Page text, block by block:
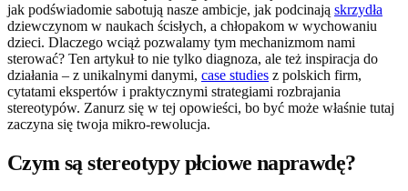
jak podświadomie sabotują nasze ambicje, jak podcinają skrzydła
dziewczynom w naukach ścisłych, a chłopakom w wychowaniu
dzieci. Dlaczego wciąż pozwalamy tym mechanizmom nami
sterować? Ten artykuł to nie tylko diagnoza, ale też inspiracja do
działania – z unikalnymi danymi, case studies z polskich firm,
cytatami ekspertów i praktycznymi strategiami rozbrajania
stereotypów. Zanurz się w tej opowieści, bo być może właśnie tutaj
zaczyna się twoja mikro-rewolucja.
Czym są stereotypy płciowe naprawdę?